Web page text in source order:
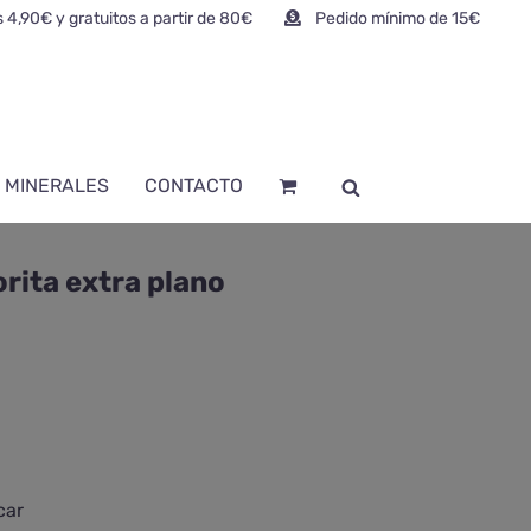
4,90€ y gratuitos a partir de 80€ Pedido mínimo de 15€
MINERALES CONTACTO
extra plano